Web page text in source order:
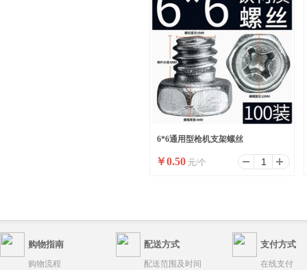
6*6通用型枪机支架螺丝
￥0.50 元/个
购物指南 配送方式 支付方式
购物流程
配送范围及时间
在线支付